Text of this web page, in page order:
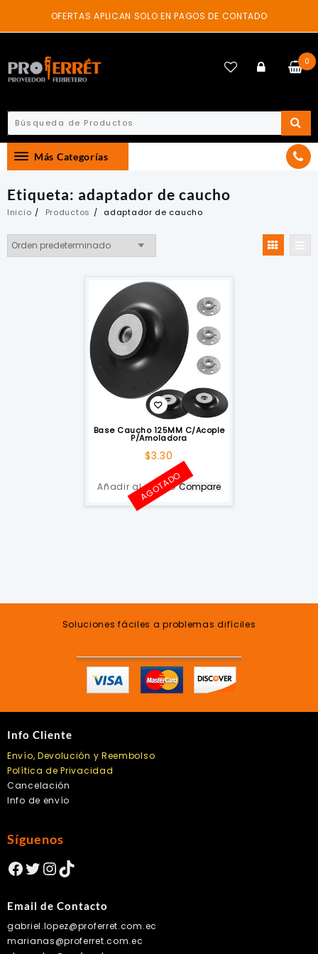
content
OFERTAS APLICAN SOLO EN PAGOS DE CONTADO
0
Más Categorías
Etiqueta: adaptador de caucho
Inicio Productos adaptador de caucho
Base Caucho 125MM C/Acople
P/Amoladora
$3.30
Añadir al carrito
AGOTADOCompare
Soluciones fáciles a problemas difíciles
Info Cliente
Envío, Devolución y Reembolso
Política de Privacidad
Cancelación
Info de envío
Síguenos
Facebook
Twitter
Instagram
TikTok
Email de Contacto
gabriel.lopez@proferret.com.ec
marianas@proferret.com.ec